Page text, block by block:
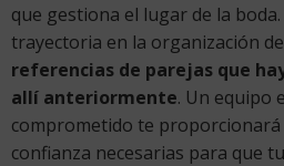
que gestiona el lugar de la
trayectoria en la organización
referencias de parejas que
allí anteriormente. Un equipo
comprometido te
confianza necesarias para que